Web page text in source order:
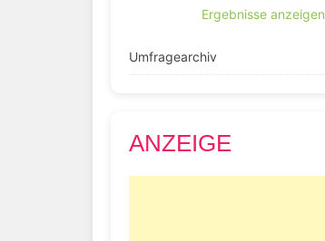
Ergebnisse anzeigen
Umfragearchiv
ANZEIGE